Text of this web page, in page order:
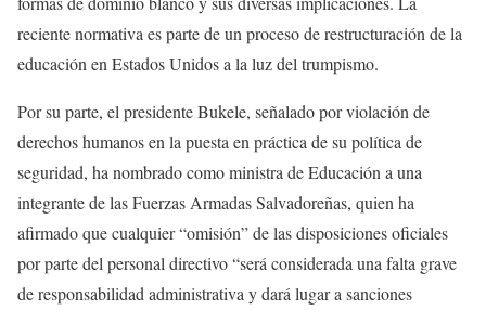
reciente normativa es parte de un proceso de restructuración de la
educación en Estados Unidos a la luz del trumpismo.
Por su parte, el presidente Bukele, señalado por violación de
derechos humanos en la puesta en práctica de su política de
seguridad, ha nombrado como ministra de Educación a una
integrante de las Fuerzas Armadas Salvadoreñas, quien ha
afirmado que cualquier “omisión” de las disposiciones oficiales
por parte del personal directivo “será considerada una falta grave
de responsabilidad administrativa y dará lugar a sanciones